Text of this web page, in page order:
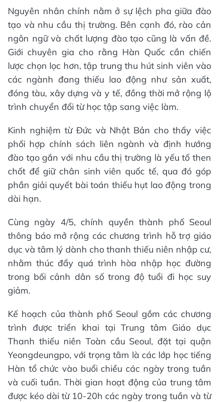
Nguyên nhân chính nằm ở sự lệch pha giữa đào
tạo và nhu cầu thị trường. Bên cạnh đó, rào cản
ngôn ngữ và chất lượng đào tạo cũng là vấn đề.
Giới chuyên gia cho rằng Hàn Quốc cần chiến
lược chọn lọc hơn, tập trung thu hút sinh viên vào
các ngành đang thiếu lao động như sản xuất,
đóng tàu, xây dựng và y tế, đồng thời mở rộng lộ
trình chuyển đổi từ học tập sang việc làm.
Kinh nghiệm từ Đức và Nhật Bản cho thấy việc
phối hợp chính sách liên ngành và định hướng
đào tạo gắn với nhu cầu thị trường là yếu tố then
chốt để giữ chân sinh viên quốc tế, qua đó góp
phần giải quyết bài toán thiếu hụt lao động trong
dài hạn.
Cùng ngày 4/5, chính quyền thành phố Seoul
thông báo mở rộng các chương trình hỗ trợ giáo
dục và tâm lý dành cho thanh thiếu niên nhập cư,
nhằm thúc đẩy quá trình hòa nhập học đường
trong bối cảnh dân số trong độ tuổi đi học suy
giảm.
Kế hoạch của thành phố Seoul gồm các chương
trình được triển khai tại Trung tâm Giáo dục
Thanh thiếu niên Toàn cầu Seoul, đặt tại quận
Yeongdeungpo, với trọng tâm là các lớp học tiếng
Hàn tổ chức vào buổi chiều các ngày trong tuần
và cuối tuần. Thời gian hoạt động của trung tâm
được kéo dài từ 10-20h các ngày trong tuần và từ